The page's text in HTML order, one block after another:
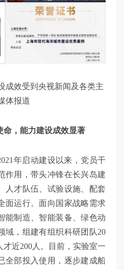
成效受到央视新闻及各类主
体报道
命，能力建设成效显著
年启动建设以来，党员干
作用，带头冲锋在长兴岛建
人才队伍、试验设施、配套
面运行。面向国家战略需求
能制造、智能装备、绿色动
域，组建有组织科研团队20
近200人。目前，实验室一
全部投入使用，逐步建成船